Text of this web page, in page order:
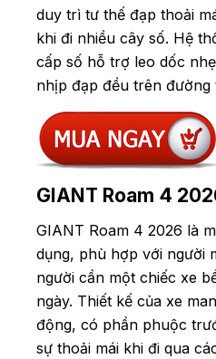
duy trì tư thế đạp thoải
khi đi nhiều cây số. Hệ
cấp số hỗ trợ leo dốc
nhịp đạp đều trên đường
GIANT Roam 4
GIANT Roam 4 2026 là
dụng, phù hợp với người
người cần một chiếc xe
ngày. Thiết kế của xe
động, có phần phuộc
sự thoải mái khi đi qua